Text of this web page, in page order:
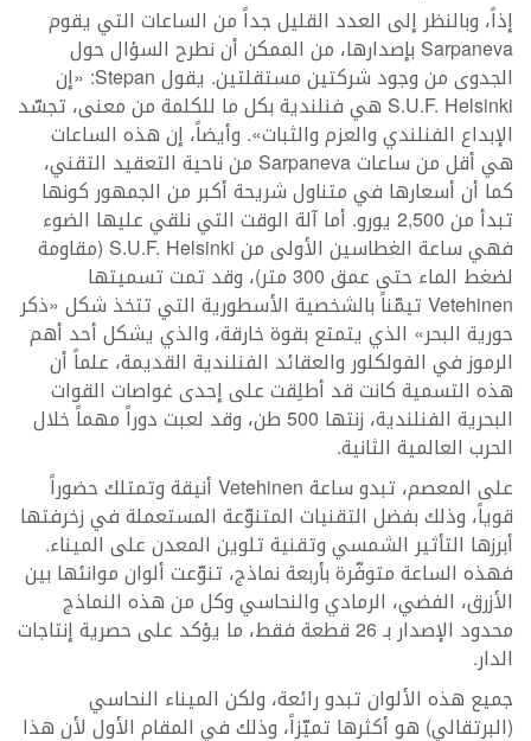
إذاً، وبالنظر إلى العدد القليل جداً من الساعات التي يقوم
Sarpaneva بإصدارها، من الممكن أن نطرح السؤال حول
الجدوى من وجود شركتين مستقلتين. يقول Stepan: «إن
S.U.F. Helsinki هي فنلندية بكل ما للكلمة من معنى، تجسّد
الإبداع الفنلندي والعزم والثبات». وأيضاً، إن هذه الساعات
هي أقل من ساعات Sarpaneva من ناحية التعقيد التقني،
كما أن أسعارها في متناول شريحة أكبر من الجمهور كونها
تبدأ من 2,500 يورو. أما آلة الوقت التي نلقي عليها الضوء
فهي ساعة الغطاسين الأولى من S.U.F. Helsinki (مقاومة
لضغط الماء حتى عمق 300 متر)، وقد تمت تسميتها
Vetehinen تيمّناً بالشخصية الأسطورية التي تتخذ شكل «ذكر
حورية البحر» الذي يتمتع بقوة خارقة، والذي يشكل أحد أهم
الرموز في الفولكلور والعقائد الفنلندية القديمة، علماً أن
هذه التسمية كانت قد أطلِقت على إحدى غواصات القوات
البحرية الفنلندية، زنتها 500 طن، وقد لعبت دوراً مهماً خلال
الحرب العالمية الثانية.
على المعصم، تبدو ساعة Vetehinen أنيقة وتمتلك حضوراً
قوياً، وذلك بفضل التقنيات المتنوّعة المستعملة في زخرفتها
أبرزها التأثير الشمسي وتقنية تلوين المعدن على الميناء.
فهذه الساعة متوفّرة بأربعة نماذج، تنوّعت ألوان موانئها بين
الأزرق، الفضي، الرمادي والنحاسي وكل من هذه النماذج
محدود الإصدار بـ 26 قطعة فقط، ما يؤكد على حصرية إنتاجات
الدار.
جميع هذه الألوان تبدو رائعة، ولكن الميناء النحاسي
(البرتقالي) هو أكثرها تميّزاً، وذلك في المقام الأول لأن هذا